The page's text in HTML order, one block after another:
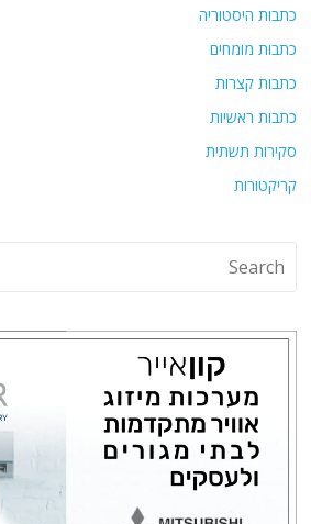
כתבות היסטוריה
כתבות מומחים
כתבות קצרות
כתבות ראשיות
סקירות תשתית
קריקטורות